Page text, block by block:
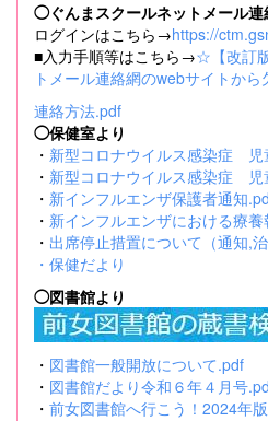
◯ぐんまスクールネットメール連
ログインはこちら→https://
■入力手順等はこちら→☆【改訂
トメール連絡網のwebサイトか
連絡方法.pdf
◯保健室より
・ 新型コロナウイルス感染症 児
・ 新型コロナウイルス感染症 児
・ 新インフルエンザ保護者通知
・ 新インフルエンザにおける療
・ 出席停止措置について（通知,
・ 保健だより
◯図書館より
・ 図書館一般開放について.pdf
・ 図書館だより令和６年４月号
・ 前女図書館へ行こう！2024年